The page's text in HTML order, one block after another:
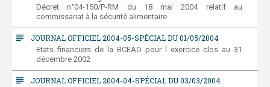
Décret n°04-150/P-RM du 18 mai 2004 relatif au
commissariat à la sécurité alimentaire
subject JOURNAL OFFICIEL 2004-05-SPÉCIAL DU 01/05/2004
Etats financiers de la BCEAO pour l exercice clos au 31
décembre 2002
subject JOURNAL OFFICIEL 2004-04-SPÉCIAL DU 03/03/2004